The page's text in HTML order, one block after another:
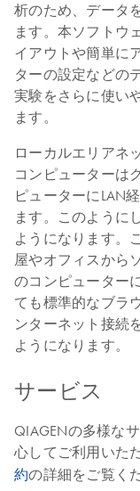
析のため、データ
ます。本ソフトウ
イアウトや簡単に
ターの設定などの
実験をさらに使い
ます。
ローカルエリアネ
コンピューターは
ピューターにLAN
ます。このように
ようになります。
屋やオフィスから
のコンピューター
ても標準的なブラ
ンターネット接続
ようになります。
サービス
QIAGENの多様な
心してご利用いた
約の詳細をご覧く